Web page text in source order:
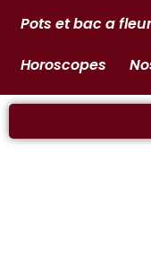
Pots et bac a
Horoscopes